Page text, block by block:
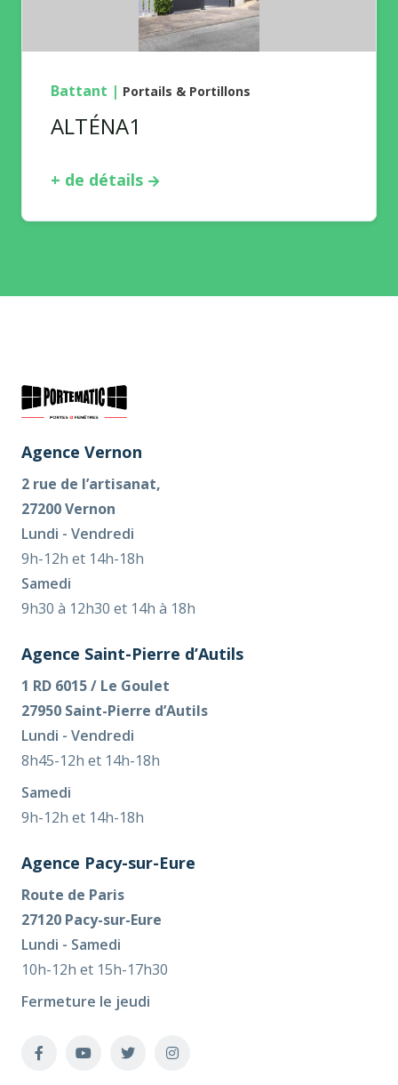
Battant | Portails & Portillons
ALTÉNA1
+ de détails
Agence Vernon
2 rue de l’artisanat,
27200 Vernon
Lundi - Vendredi
9h-12h et 14h-18h
Samedi
9h30 à 12h30 et 14h à 18h
Agence Saint-Pierre d’Autils
1 RD 6015 / Le Goulet
27950 Saint-Pierre d’Autils
Lundi - Vendredi
8h45-12h et 14h-18h
Samedi
9h-12h et 14h-18h
Agence Pacy-sur-Eure
Route de Paris
27120 Pacy-sur-Eure
Lundi - Samedi
10h-12h et 15h-17h30
Fermeture le jeudi